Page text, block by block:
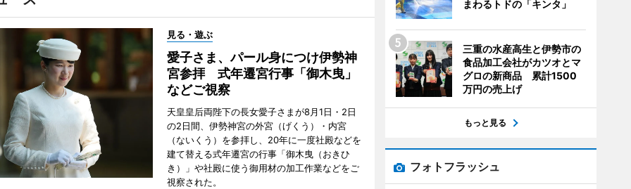
見る・遊ぶ
愛子さま、パール身につけ伊勢神
宮参拝 式年遷宮行事「御木曳」
などご視察
天皇皇后両陛下の長女愛子さまが8月1日・2日
の2日間、伊勢神宮の外宮（げくう）・内宮
（ないくう）を参拝し、20年に一度社殿などを
建て替える式年遷宮の行事「御木曳（おきひ
き）」や社殿に使う御用材の加工作業などをご
視察された。
まわるトドの「キンタ」
三重の水産高生と伊勢市の
食品加工会社がカツオとマ
グロの新商品 累計1500
万円の売上げ
もっと見る
フォトフラッシュ